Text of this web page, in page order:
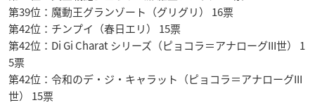
第39位：魔動王グランゾート（グリグリ） 16票
第42位：チンプイ（春日エリ） 15票
第42位：Di Gi Charat シリーズ（ピョコラ＝アナローグIII世） 1
5票
第42位：令和のデ・ジ・キャラット（ピョコラ＝アナローグIII
世） 15票